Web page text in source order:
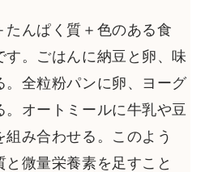
たんぱく質＋色のある食
す。ごはんに納豆と卵、味
。全粒粉パンに卵、ヨーグ
。オートミールに牛乳や豆
み合わせる。このよう
微量栄養素を足すこと